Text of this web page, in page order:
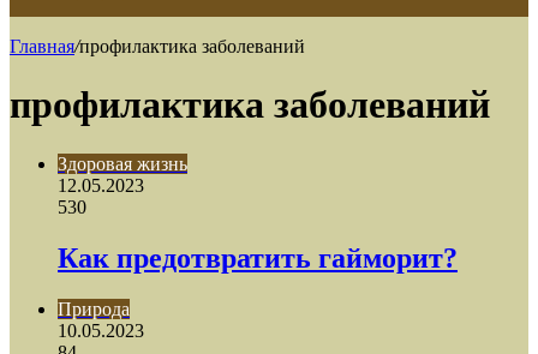
Главная/профилактика заболеваний
профилактика заболеваний
Здоровая жизнь
12.05.2023
530
Как предотвратить гайморит?
Природа
10.05.2023